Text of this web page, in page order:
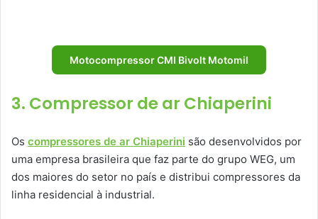
Motocompressor CMI Bivolt Motomil
3. Compressor de ar Chiaperini
Os compressores de ar Chiaperini são desenvolvidos por
uma empresa brasileira que faz parte do grupo WEG, um
dos maiores do setor no país e distribui compressores da
linha residencial à industrial.